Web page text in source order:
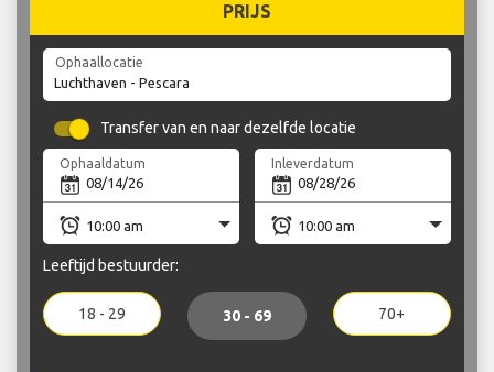
PRIJS
Ophaallocatie
Transfer van en naar dezelfde locatie
Ophaaldatum Inleverdatum
Leeftijd bestuurder:
18 - 29 30 - 69 70+